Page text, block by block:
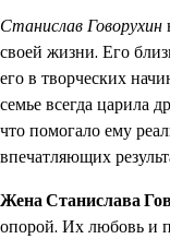
Станислав Говорухин
своей жизни. Его
его в творческих
семье всегда царила
что помогало ему
впечатляющих
Жена Станислава
опорой. Их любовь и